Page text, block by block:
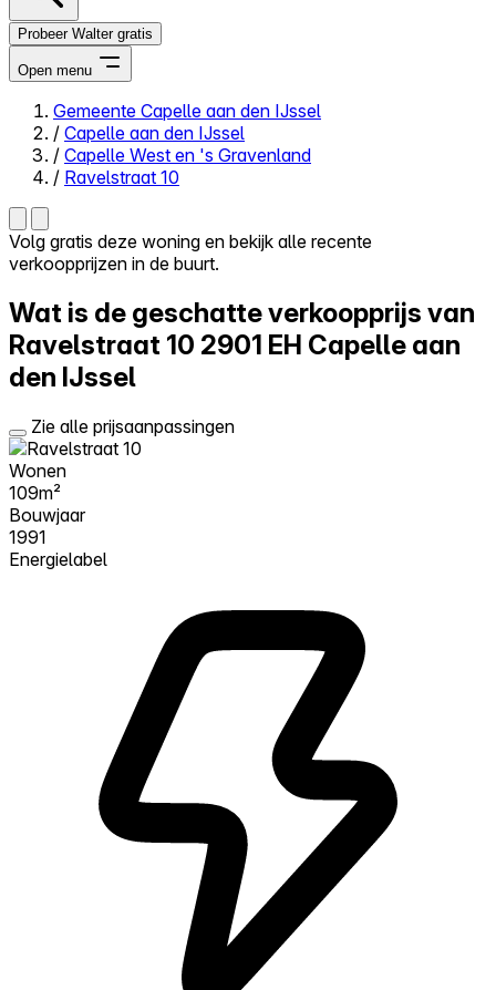
Probeer Walter gratis
Open menu
Close menu
Zelf kopen
Reviews
Prijzen
Log in
Gemeente Capelle aan den IJssel
/ Capelle aan den IJssel
/ Capelle West en 's Gravenland
/ Ravelstraat 10
Volg gratis deze woning en bekijk alle recente
verkoopprijzen in de buurt.
Wat is de geschatte verkoopprijs van
Ravelstraat 10 2901 EH Capelle aan
den IJssel
Zie alle prijsaanpassingen
Wonen
109m²
Bouwjaar
1991
Energielabel